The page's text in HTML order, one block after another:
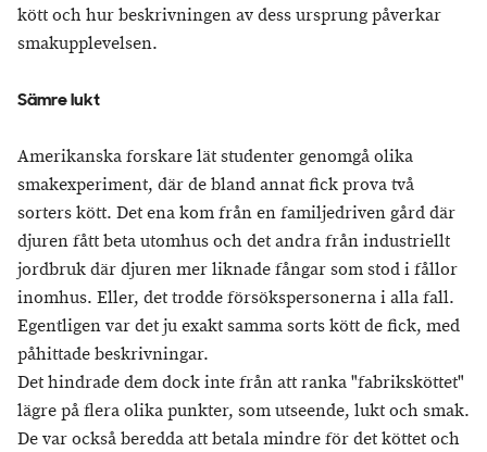
kött och hur beskrivningen av dess ursprung påverkar
smakupplevelsen.
Sämre lukt
Amerikanska forskare lät studenter genomgå olika
smakexperiment, där de bland annat fick prova två
sorters kött. Det ena kom från en familjedriven gård där
djuren fått beta utomhus och det andra från industriellt
jordbruk där djuren mer liknade fångar som stod i fållor
inomhus. Eller, det trodde försökspersonerna i alla fall.
Egentligen var det ju exakt samma sorts kött de fick, med
påhittade beskrivningar.
Det hindrade dem dock inte från att ranka "fabriksköttet"
lägre på flera olika punkter, som utseende, lukt och smak.
De var också beredda att betala mindre för det köttet och